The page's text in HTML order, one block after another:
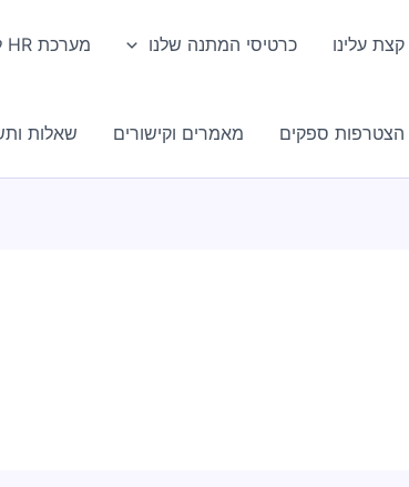
קצת עלינו כרטיסי המתנה שלנו מערכת HR לבחירה וניהול מתנות
הצטרפות ספקים מאמרים וקישורים שאלות